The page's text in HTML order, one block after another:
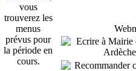
vous
trouverez les
menus
prévus pour
la période en
cours.